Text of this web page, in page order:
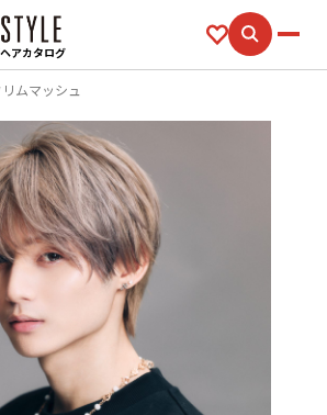
アカタログ
ムマッシュ